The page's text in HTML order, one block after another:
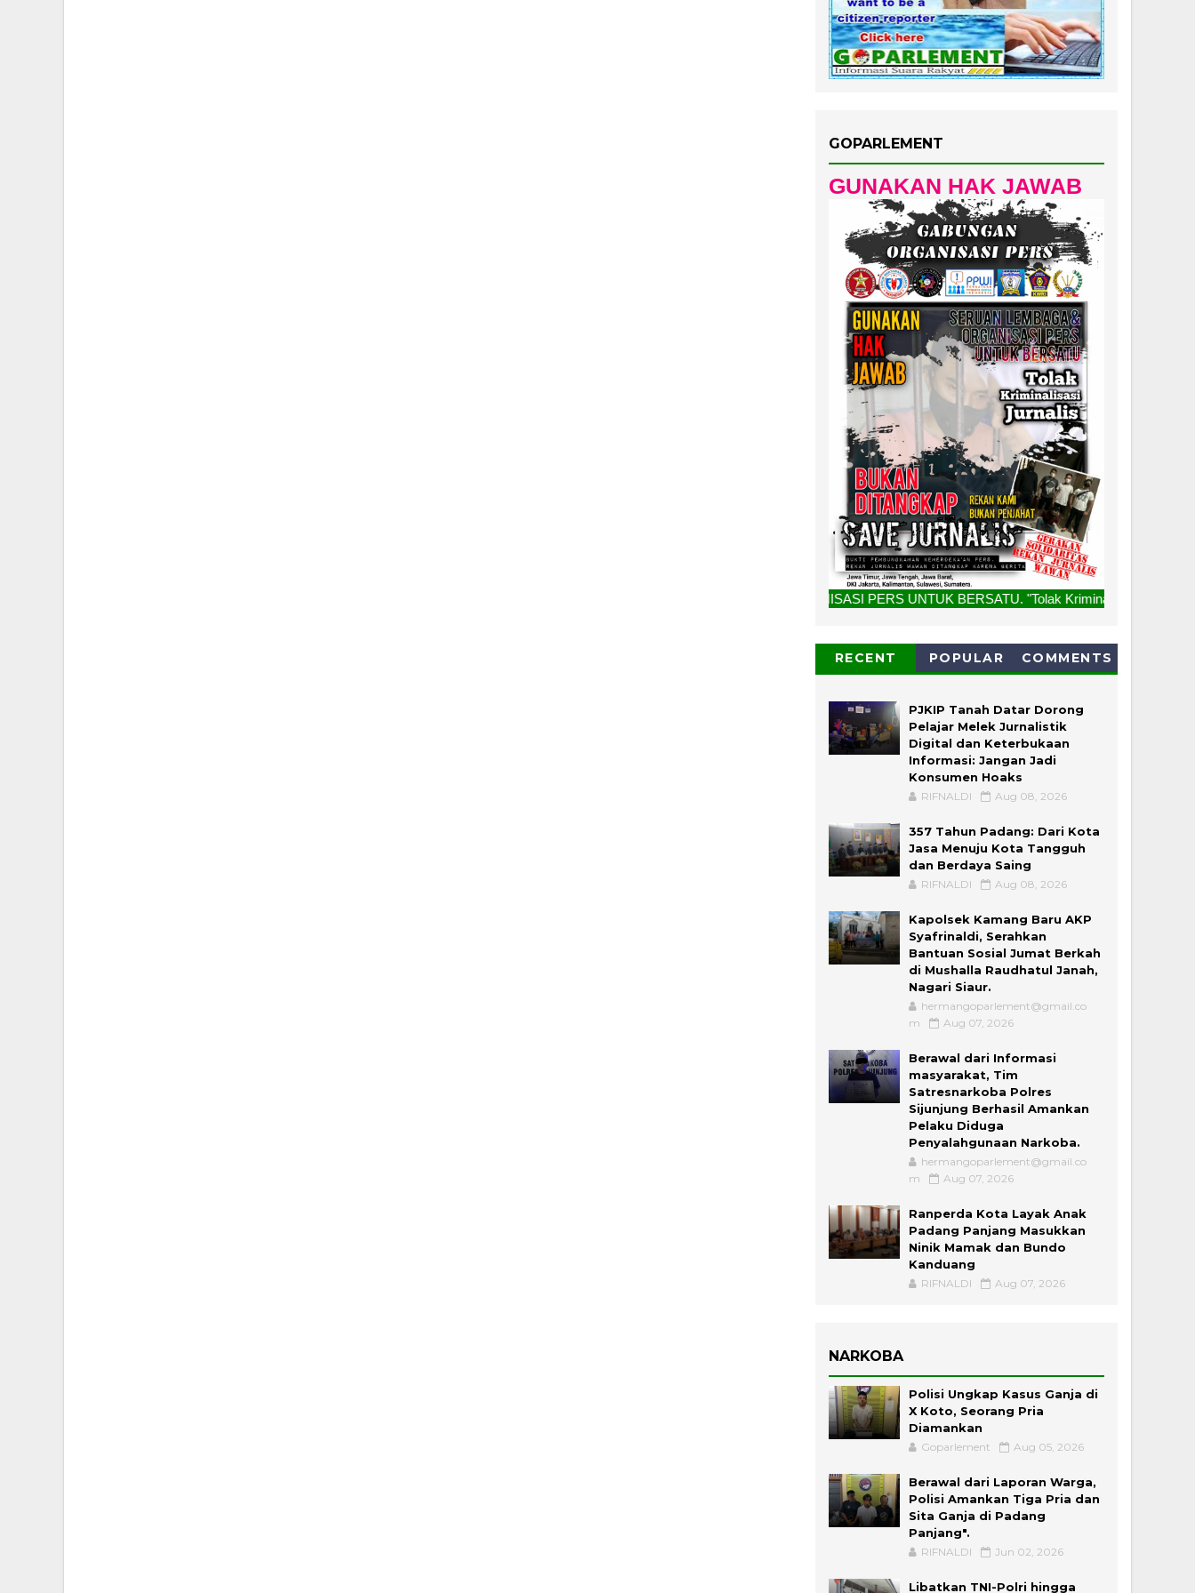
GOPARLEMENT
GUNAKAN HAK JAWAB
SERUAN LEMBAGA & ORGANISASI PERS UNTUK BERSATU. "Tolak Kriminalisasi Jurnalis, Rekan
RECENT POPULAR COMMENTS
PJKIP Tanah Datar Dorong
Pelajar Melek Jurnalistik
Digital dan Keterbukaan
Informasi: Jangan Jadi
Konsumen Hoaks
RIFNALDI Aug 08, 2026
357 Tahun Padang: Dari Kota
Jasa Menuju Kota Tangguh
dan Berdaya Saing
RIFNALDI Aug 08, 2026
Kapolsek Kamang Baru AKP
Syafrinaldi, Serahkan
Bantuan Sosial Jumat Berkah
di Mushalla Raudhatul Janah,
Nagari Siaur.
hermangoparlement@gmail.co
m
Aug 07, 2026
Berawal dari Informasi
masyarakat, Tim
Satresnarkoba Polres
Sijunjung Berhasil Amankan
Pelaku Diduga
Penyalahgunaan Narkoba.
hermangoparlement@gmail.co
m
Aug 07, 2026
Ranperda Kota Layak Anak
Padang Panjang Masukkan
Ninik Mamak dan Bundo
Kanduang
RIFNALDI Aug 07, 2026
NARKOBA
Polisi Ungkap Kasus Ganja di
X Koto, Seorang Pria
Diamankan
Goparlement Aug 05, 2026
Berawal dari Laporan Warga,
Polisi Amankan Tiga Pria dan
Sita Ganja di Padang
Panjang".
RIFNALDI Jun 02, 2026
Libatkan TNI-Polri hingga